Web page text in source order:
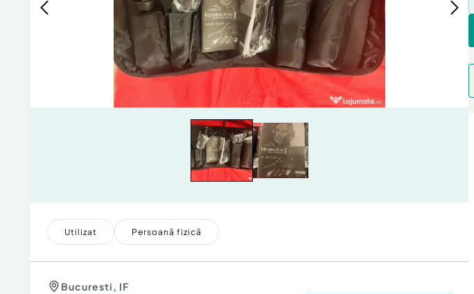
Utilizat Persoană fizică
Bucuresti, IF